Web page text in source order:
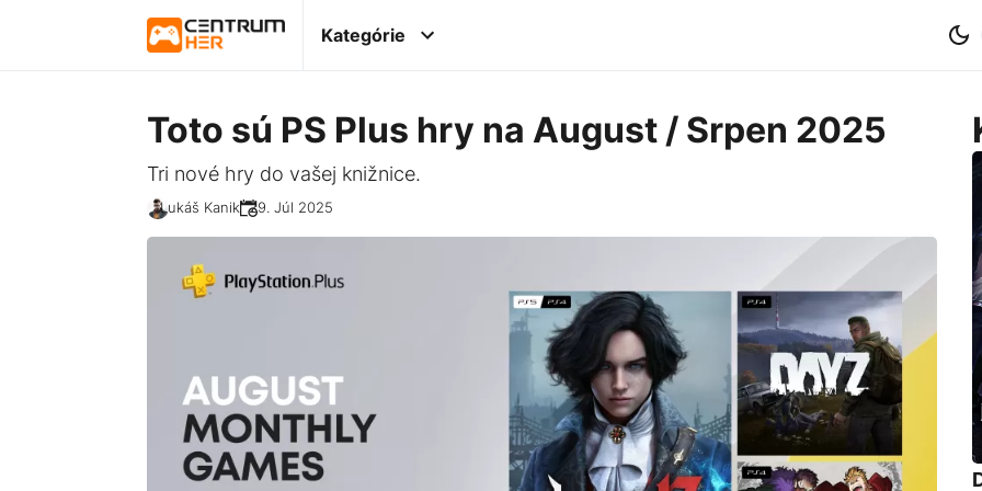
Kategórie
Toto sú PS Plus hry na August / Srpen 2025
Tri nové hry do vašej knižnice.
Lukáš Kanik 29. Júl 2025